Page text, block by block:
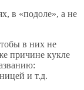
в «подоле», а не
в них не
причине кукле
и т.д.